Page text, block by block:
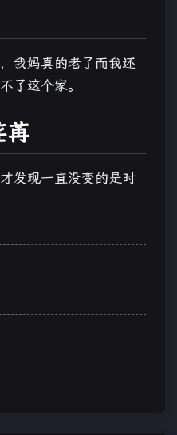
我妈真的老了而我还
了这个家。
苒
发现一直没变的是时